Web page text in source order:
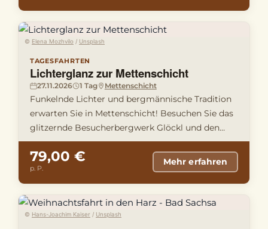
© Elena Mozhvilo / Unsplash
TAGESFAHRTEN
Lichterglanz zur Mettenschicht
27.11.2026 1 Tag Mettenschicht
Funkelnde Lichter und bergmännische Tradition
erwarten Sie in Mettenschicht! Besuchen Sie das
glitzernde Besucherbergwerk Glöckl und den
zauberhaften Schwarzenb …
79,00 €
p. P.
Mehr erfahren
© Hans-Joachim Kaiser / Unsplash